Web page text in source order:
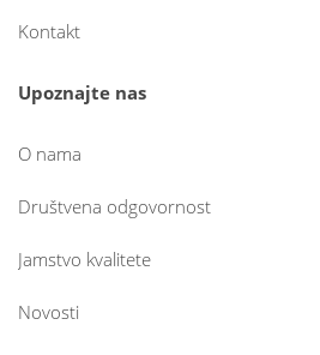
Kontakt
Upoznajte nas
O nama
Društvena odgovornost
Jamstvo kvalitete
Novosti